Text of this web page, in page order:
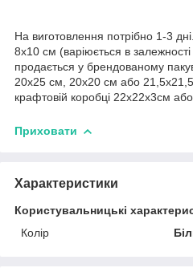
На виготовлення потрібно 1-3
8х10 см (варіюється в
продається у брендованому
20х25 см, 20х20 см або
крафтовій коробці 22х22х3см
Приховати
Характеристики
Користувальницькі
Колір